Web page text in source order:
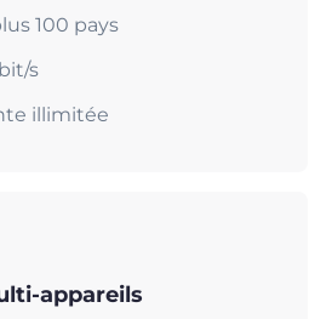
100 pays
s
illimitée
appareils